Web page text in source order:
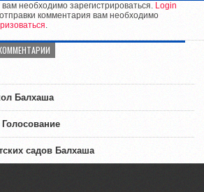
необходимо зарегистрироваться. Login
комментария вам необходимо
.
Балхаша
садов Балхаша